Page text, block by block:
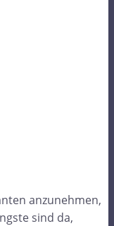
anzunehmen,
sind da,